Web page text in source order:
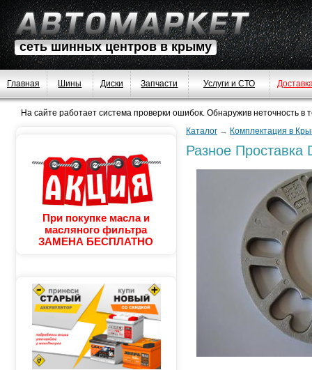
сеть шинных центров в крыму
Главная Шины Диски Запчасти Услуги и СТО
На сайте работает система проверки ошибок. Обнаружив неточность в
При покупке масла и
масляного фильтра
ЗАМЕНА БЕСПЛАТНО
Каталог → Комплектация в
Разное Проставка